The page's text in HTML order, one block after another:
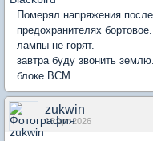
Померял напряжения
предохранителях
лампы не горят.
завтра буду звонить
блоке BCM
zukwin
16 Apr 2026